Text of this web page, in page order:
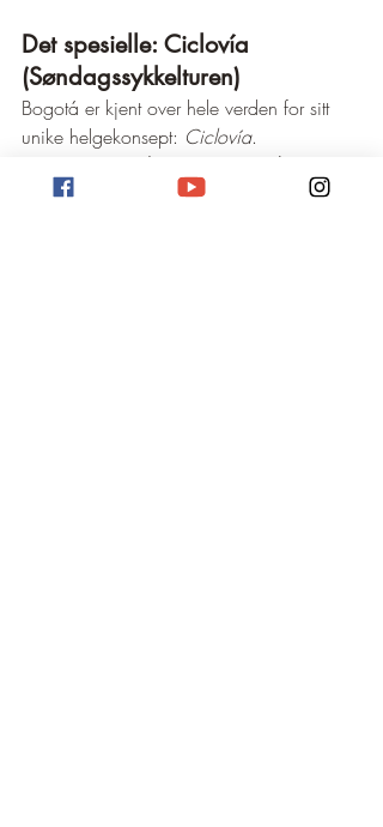
Det spesielle: Ciclovía
(Søndagssykkelturen)
Bogotá er kjent over hele verden for sitt
unike helgekonsept: Ciclovía.
Hva er Ciclovía?
søndag
på helligdager stenges byens